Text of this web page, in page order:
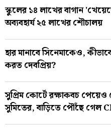
স্কুলের ১৪ লাখের বাগান
অব্যবহার্য ২৫ লাখের শৌচালয়
হার মানাবে সিনেমাকেও,
করত দেবপ্রিয়?
সুপ্রিম কোর্টে রক্ষাকবচ পেয়েও
সুমিতের, বাড়িতে পৌঁছে গেল